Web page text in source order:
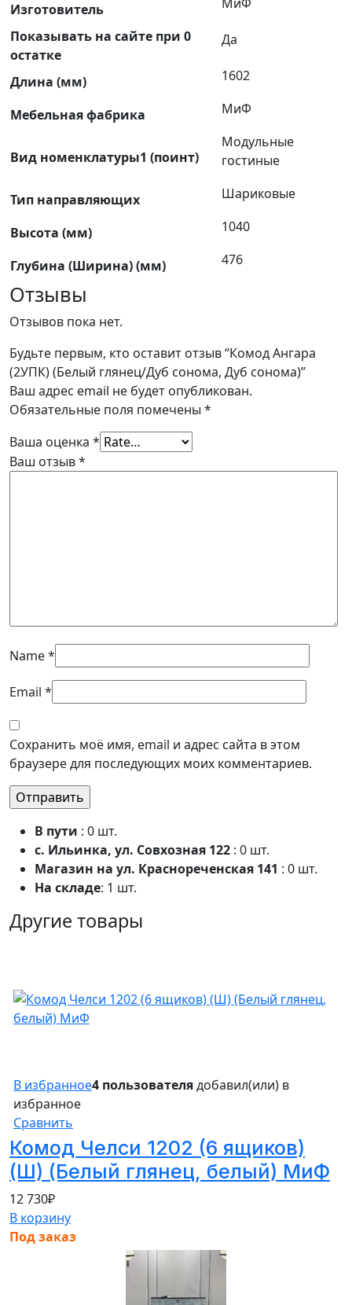
Изготовитель
Показывать на сайте при 0
остатке
Да
Длина (мм) 1602
Мебельная фабрика МиФ
Вид номенклатуры1 (поинт)
Модульные
гостиные
Тип направляющих Шариковые
Высота (мм) 1040
Глубина (Ширина) (мм) 476
Отзывы
Отзывов пока нет.
Будьте первым, кто оставит отзыв “Комод Ангара
(2УПК) (Белый глянец/Дуб сонома, Дуб сонома)”
Ваш адрес email не будет опубликован.
Обязательные поля помечены *
Ваша оценка *
Ваш отзыв*
Name*
Email *
Сохранить моё имя, email и адрес сайта в этом
браузере для последующих моих комментариев.
В пути : 0 шт.
с. Ильинка, ул. Совхозная 122 : 0 шт.
Магазин на ул. Краснореченская 141 : 0 шт.
На складе: 1 шт.
Другие товары
В избранное4 пользователядобавил(или) в
избранное
Сравнить
Комод Челси 1202 (6 ящиков)
(Ш) (Белый глянец, белый) МиФ
12 730₽
В корзину
Под заказ